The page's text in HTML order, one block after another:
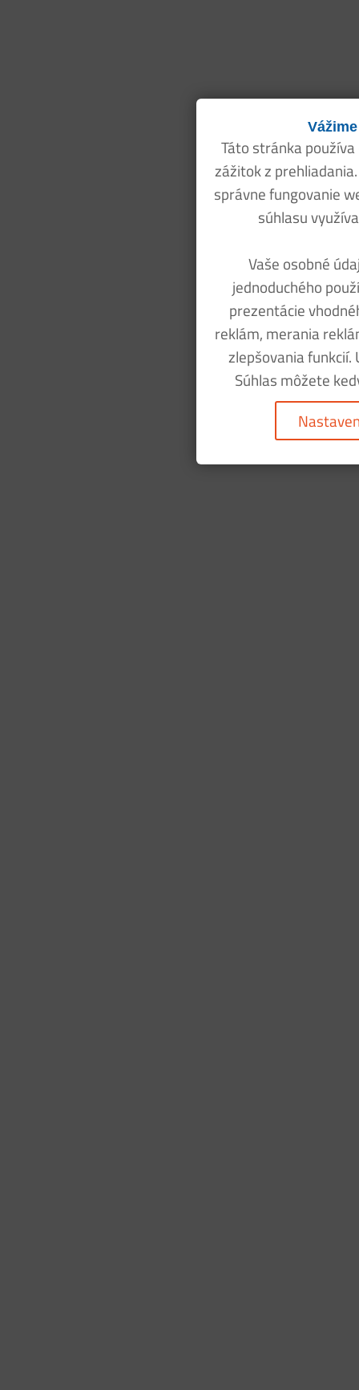
Táto stránka
zážitok z
správne fungovanie
súhlasu
Vaše osobné
jednoduchého
prezentácie
reklám, merania
zlepšovania funkcií.
Súhlas môžete